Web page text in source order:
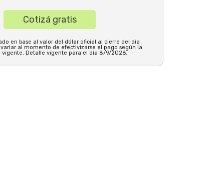
Cotizá gratis
en base al valor del dólar oficial al cierre del día
al momento de efectivizarse el pago según la
vigente. Detalle vigente para el día 8/9/2026.